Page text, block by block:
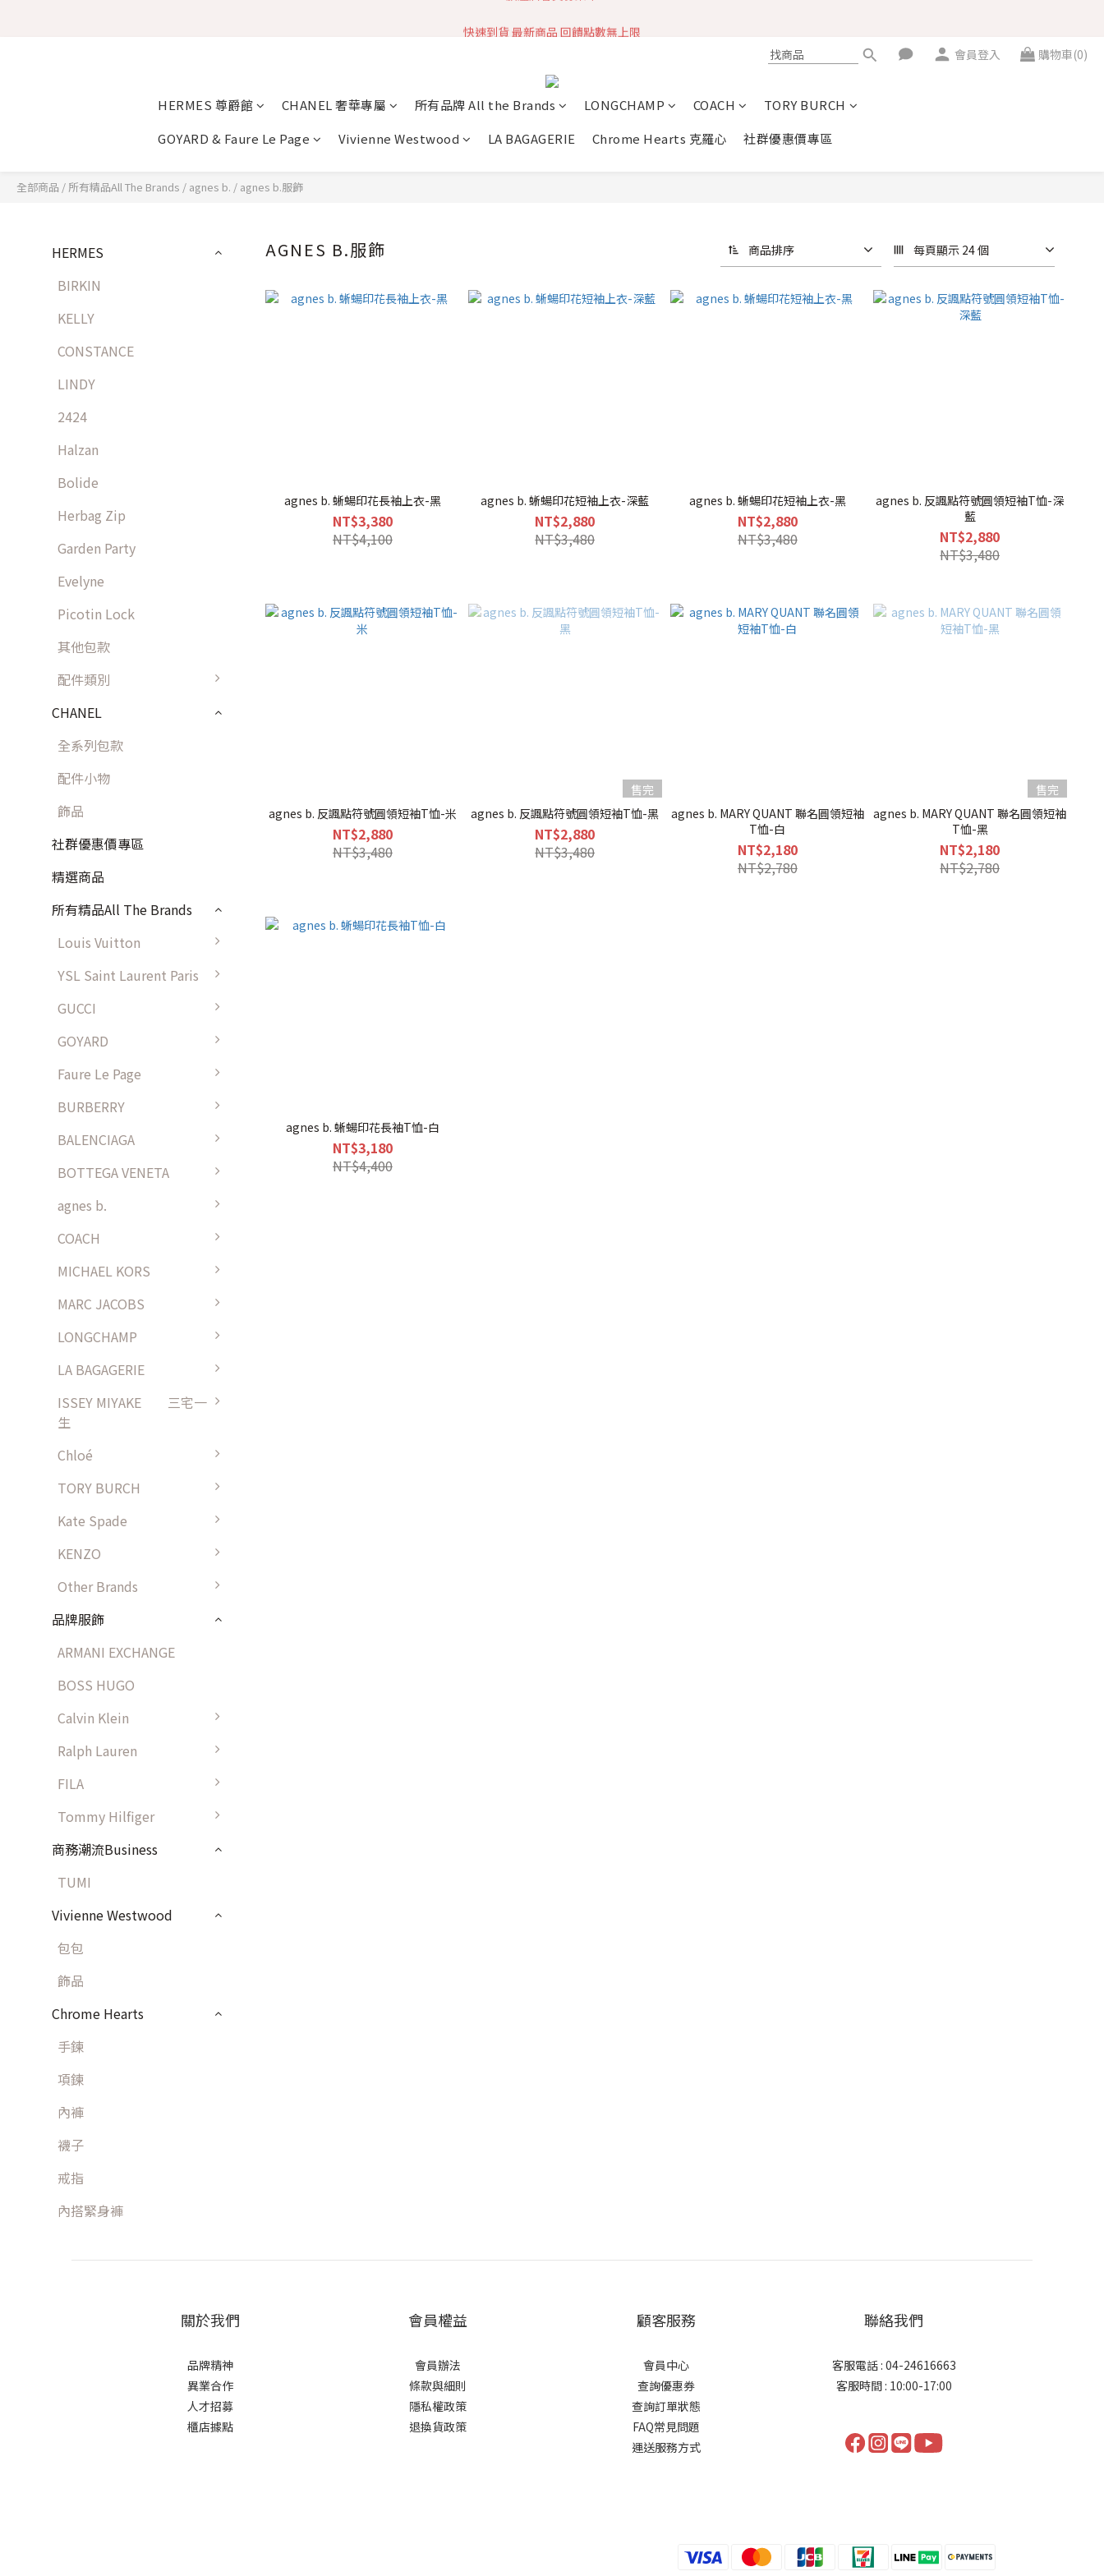
會員登入 購物車(0)
HERMES 尊爵館 CHANEL 奢華專屬 所有品牌 All the Brands LONGCHAMP COACH
TORY BURCH
GOYARD & Faure Le Page
Vivienne Westwood LA BAGAGERIE Chrome Hearts 克羅心 社群優惠價專區
全部商品 / 所有精品All The Brands / agnes b. / agnes b.服飾
HERMES
BIRKIN
KELLY
CONSTANCE
LINDY
2424
Halzan
Bolide
Herbag Zip
Garden Party
Evelyne
Picotin Lock
其他包款
配件類別
CHANEL
全系列包款
配件小物
飾品
社群優惠價專區
精選商品
所有精品All The Brands
Louis Vuitton
YSL Saint Laurent Paris
GUCCI
GOYARD
Faure Le Page
BURBERRY
BALENCIAGA
BOTTEGA VENETA
agnes b.
COACH
MICHAEL KORS
MARC JACOBS
LONGCHAMP
LA BAGAGERIE
ISSEY MIYAKE 三宅一
生
Chloé
TORY BURCH
Kate Spade
KENZO
Other Brands
品牌服飾
ARMANI EXCHANGE
BOSS HUGO
Calvin Klein
Ralph Lauren
FILA
Tommy Hilfiger
商務潮流Business
TUMI
Vivienne Westwood
包包
飾品
Chrome Hearts
手鍊
項鍊
內褲
襪子
戒指
內搭緊身褲
AGNES B.服飾 商品排序 每頁顯示 24 個
agnes b. 蜥蝪印花長袖上衣-黑
NT$3,380
NT$4,100
agnes b. 蜥蝪印花短袖上衣-深藍
NT$2,880
NT$3,480
agnes b. 蜥蝪印花短袖上衣-黑
NT$2,880
NT$3,480
agnes b. 反諷點符號圓領短袖T恤-深
藍
NT$2,880
NT$3,480
agnes b. 反諷點符號圓領短袖T恤-米
NT$2,880
NT$3,480
售完
agnes b. 反諷點符號圓領短袖T恤-黑
NT$2,880
NT$3,480
agnes b. MARY QUANT 聯名圓領短袖
T恤-白
NT$2,180
NT$2,780
售完
agnes b. MARY QUANT 聯名圓領短袖
T恤-黑
NT$2,180
NT$2,780
agnes b. 蜥蝪印花長袖T恤-白
NT$3,180
NT$4,400
關於我們
品牌精神
異業合作
人才招募
櫃店據點
會員權益
會員辦法
條款與細則
隱私權政策
退換貨政策
顧客服務
會員中心
查詢優惠券
查詢訂單狀態
FAQ常見問題
運送服務方式
聯絡我們
客服電話 : 04-24616663
客服時間 : 10:00-17:00